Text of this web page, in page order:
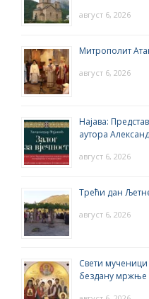
август 6, 2026
Митрополит
август 6, 2026
Најава:
аутора
август 6, 2026
Трећи дан
август 6, 2026
Свети
бездану мржње